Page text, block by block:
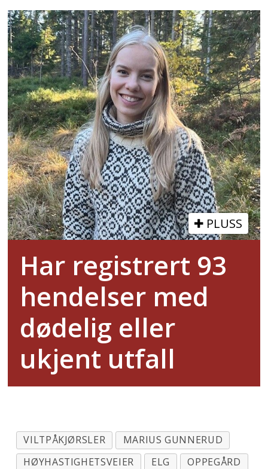
PLUSS
Har registrert 93
hendelser med
dødelig eller
ukjent utfall
VILTPÅKJØRSLER
MARIUS GUNNERUD
HØYHASTIGHETSVEIER
ELG
OPPEGÅRD